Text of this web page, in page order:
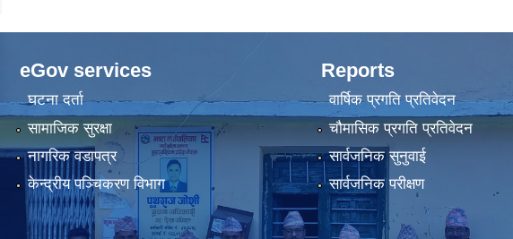
eGov services
घटना दर्ता
सामाजिक सुरक्षा
नागरिक वडापत्र
केन्द्रीय पञ्चिकरण विभाग
Reports
वार्षिक प्रगति प्रतिवेदन
चौमासिक प्रगति प्रतिवेदन
सार्वजनिक सुनुवाई
सार्वजनिक परीक्षण